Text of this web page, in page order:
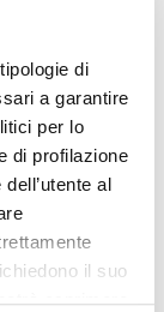
di
a garantire
per lo
di profilazione
al
il suo
esprimere
IN
TO